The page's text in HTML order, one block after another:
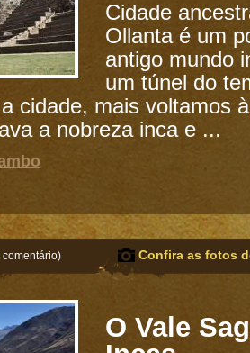
Cidade
Ollanta é um
antigo mundo
um túnel do
cidade, mais voltamos
a nobreza inca e ...
comentário) Confira as fotos
O Vale